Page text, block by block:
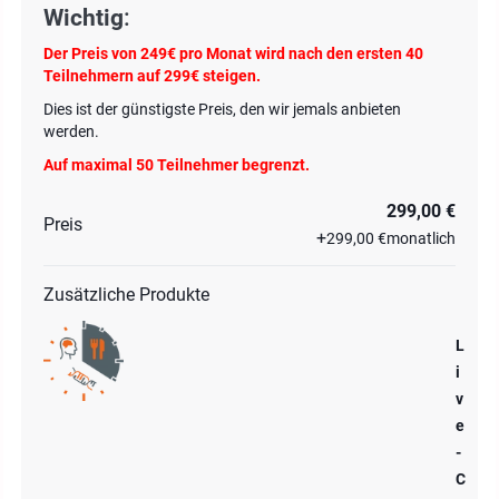
Wichtig:
Der Preis von249€ pro Monatwird nach den ersten 40
Teilnehmern auf 299€ steigen.
Dies ist der günstigste Preis, den wir jemals anbieten
werden.
Auf maximal 50 Teilnehmer begrenzt.
Preis
299,00 €
+299,00 €monatlich
Zusätzliche Produkte
L
i
v
e
-
C